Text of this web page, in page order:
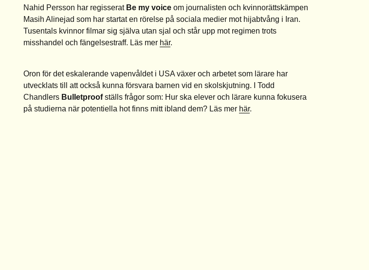
Nahid Persson har regisserat Be my voice om journalisten och kvinnorättskämpen
Masih Alinejad som har startat en rörelse på sociala medier mot hijabtvång i Iran.
Tusentals kvinnor filmar sig själva utan sjal och står upp mot regimen trots
misshandel och fängelsestraff. Läs mer här.
Oron för det eskalerande vapenvåldet i USA växer och arbetet som lärare har
utvecklats till att också kunna försvara barnen vid en skolskjutning. I Todd
Chandlers Bulletproofställs frågor som: Hur ska elever och lärare kunna fokusera
på studierna när potentiella hot finns mitt ibland dem? Läs mer här.